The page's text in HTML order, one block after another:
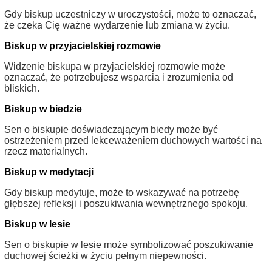
Gdy biskup uczestniczy w uroczystości, może to oznaczać,
że czeka Cię ważne wydarzenie lub zmiana w życiu.
Biskup w przyjacielskiej rozmowie
Widzenie biskupa w przyjacielskiej rozmowie może
oznaczać, że potrzebujesz wsparcia i zrozumienia od
bliskich.
Biskup w biedzie
Sen o biskupie doświadczającym biedy może być
ostrzeżeniem przed lekceważeniem duchowych wartości na
rzecz materialnych.
Biskup w medytacji
Gdy biskup medytuje, może to wskazywać na potrzebę
głębszej refleksji i poszukiwania wewnętrznego spokoju.
Biskup w lesie
Sen o biskupie w lesie może symbolizować poszukiwanie
duchowej ścieżki w życiu pełnym niepewności.